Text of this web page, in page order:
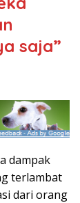
saja”
dampak
terlambat
dari orang